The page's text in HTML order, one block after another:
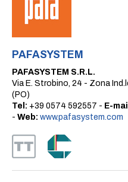
PAFASYSTEM
PAFASYSTEM S.R.L.
Via E. Strobino, 24 - Zona
(PO)
Tel: +39 0574 592557 - E-
- Web: www.pafasystem.com